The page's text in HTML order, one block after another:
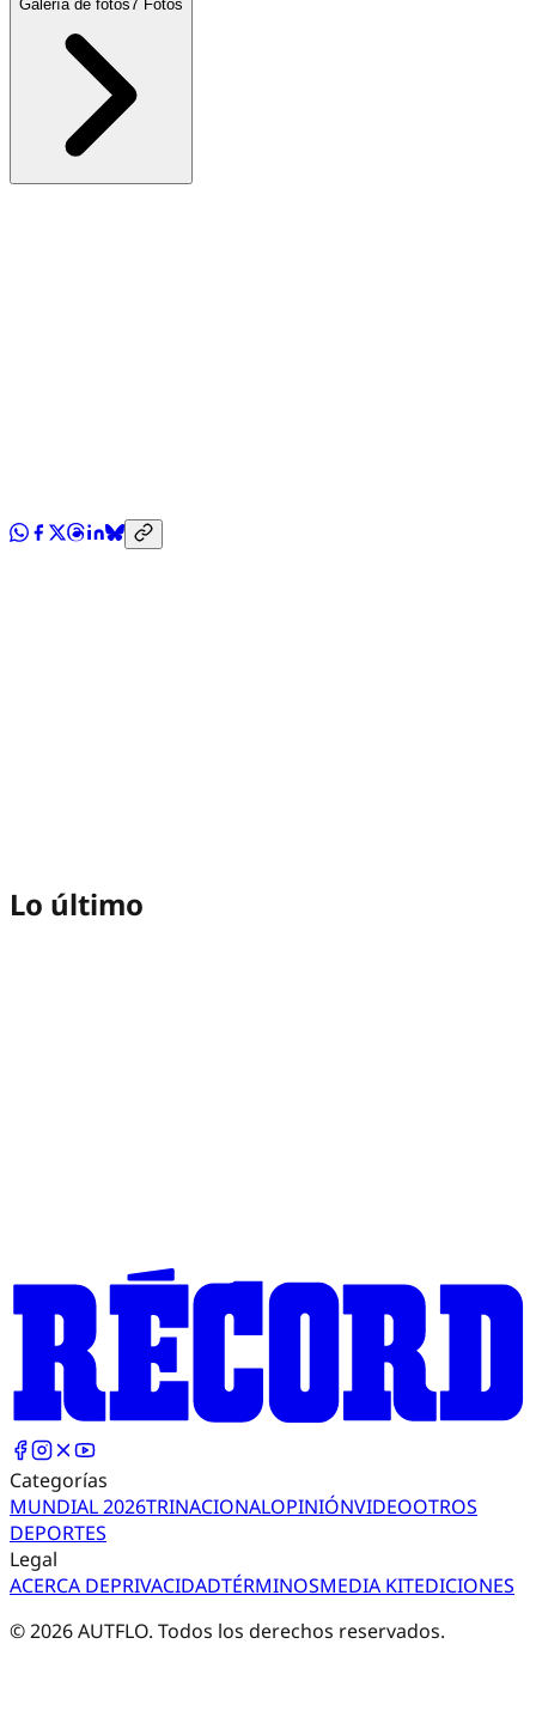
Galería de fotos7 Fotos
Lo último
Categorías
MUNDIAL 2026TRINACIONALOPINIÓNVIDEOOTROS
DEPORTES
Legal
ACERCA DEPRIVACIDADTÉRMINOSMEDIA KITEDICIONES
©2026AUTFLO. Todos los derechos reservados.